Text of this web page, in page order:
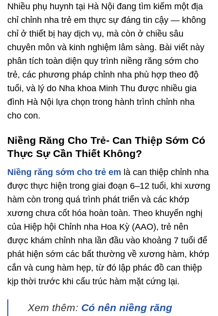
Nhiều phụ huynh tại Hà Nội đang tìm kiếm một địa
chỉ chỉnh nha trẻ em thực sự đáng tin cậy — không
chỉ ở thiết bị hay dịch vụ, mà còn ở chiều sâu
chuyên môn và kinh nghiệm lâm sàng. Bài viết này
phân tích toàn diện quy trình niềng răng sớm cho
trẻ, các phương pháp chỉnh nha phù hợp theo độ
tuổi, và lý do Nha khoa Minh Thu được nhiều gia
đình Hà Nội lựa chọn trong hành trình chỉnh nha
cho con.
Niềng Răng Cho Trẻ- Can Thiệp Sớm Có
Thực Sự Cần Thiết Không?
Niềng răng sớm cho trẻ em là can thiệp chỉnh nha
được thực hiện trong giai đoạn 6–12 tuổi, khi xương
hàm còn trong quá trình phát triển và các khớp
xương chưa cốt hóa hoàn toàn. Theo khuyến nghị
của Hiệp hội Chỉnh nha Hoa Kỳ (AAO), trẻ nên
được khám chỉnh nha lần đầu vào khoảng 7 tuổi để
phát hiện sớm các bất thường về xương hàm, khớp
cắn và cung hàm hẹp, từ đó lập phác đồ can thiệp
kịp thời trước khi cấu trúc hàm mặt cứng lại.
Xem thêm: Có nên niềng răng